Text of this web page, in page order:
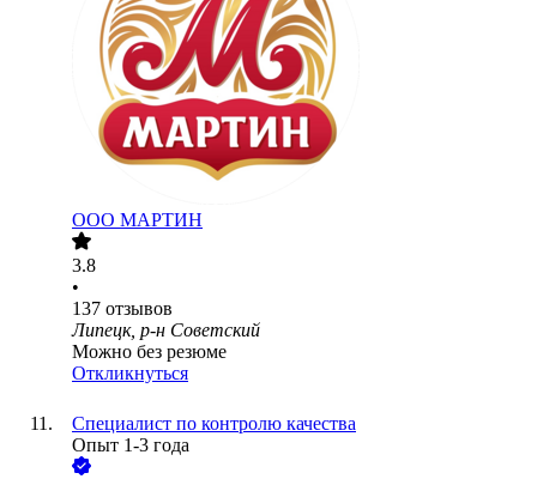
ООО МАРТИН
3.8
•
137 отзывов
Липецк, р-н Советский
Можно без резюме
Откликнуться
Специалист по контролю качества
Опыт 1-3 года